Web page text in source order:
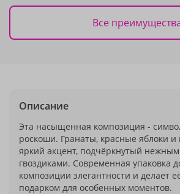
Все
Описание
Эта насыщенная композиция -
роскоши. Гранаты, красные яблоки и
яркий акцент, подчёркнутый
гвоздиками. Современная упаковка
композиции элегантности и делает
подарком для особенных моментов.